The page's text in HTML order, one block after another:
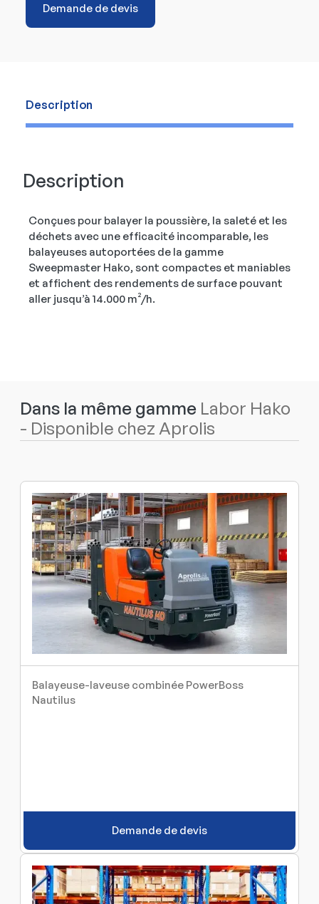
Demande de devis
Description
Description
Conçues pour balayer la poussière, la saleté et les
déchets avec une efficacité incomparable, les
balayeuses autoportées de la gamme
Sweepmaster Hako, sont compactes et maniables
et affichent des rendements de surface pouvant
aller jusqu’à 14.000 m²/h.
Dans la même gamme Labor Hako
- Disponible chez Aprolis
Balayeuse-laveuse combinée PowerBoss
Nautilus
Demande de devis